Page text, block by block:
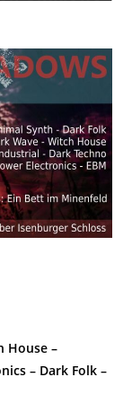
House –
– Dark Folk –